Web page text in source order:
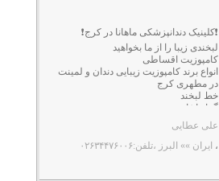
❗️کلینیک دندانپزشکی ماهانا در کرج❗️
لبخندی زیبا را از ما بخواهید
کامپوزیت اقساطی
انواع برند کامپوزیت زیبایی دندان و لمینت
در مطهری کرج
خط لبخند
گرادیا ژاپن
...
علی عطایی
، ایران »» البرز ،تلفن:۰۲۶۳۴۴۷۶۰۰۶